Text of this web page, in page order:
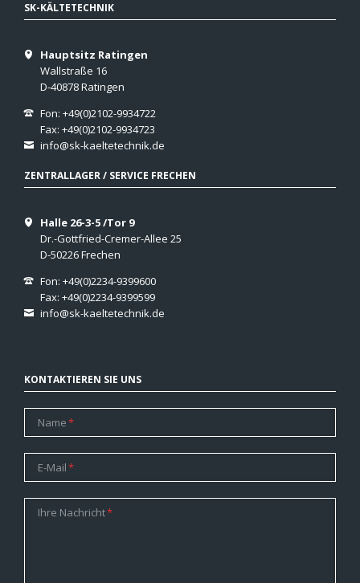
SK-KÄLTETECHNIK
Hauptsitz Ratingen
Wallstraße 16
D-40878 Ratingen
Fon: +49(0)2102-9934722
Fax: +49(0)2102-9934723
info@sk-kaeltetechnik.de
ZENTRALLAGER / SERVICE FRECHEN
Halle 26-3-5 /Tor 9
Dr.-Gottfried-Cremer-Allee 25
D-50226 Frechen
Fon: +49(0)2234-9399600
Fax: +49(0)2234-9399599
info@sk-kaeltetechnik.de
KONTAKTIEREN SIE UNS
Pflichtfeld
Name*
Pflichtfeld
E-Mail*
Pflichtfeld
Ihre Nachricht*